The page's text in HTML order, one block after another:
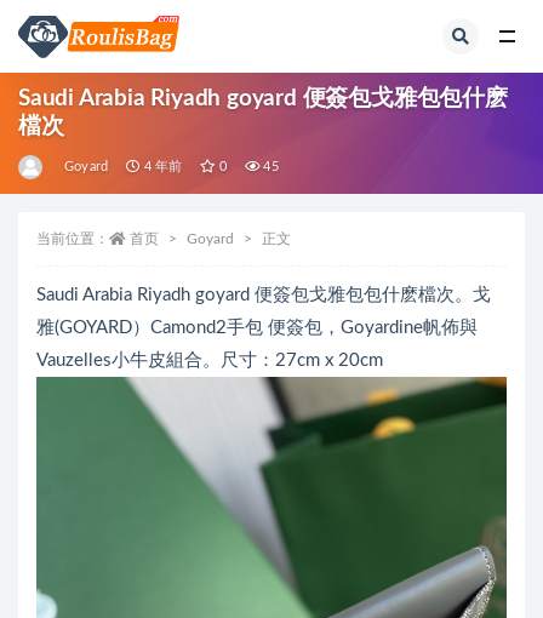
Saudi Arabia Riyadh goyard 便簽包戈雅包包什麽
檔次
Goyard 4 年前 0 45
当前位置： 首页 Goyard 正文
Saudi Arabia Riyadh goyard 便簽包戈雅包包什麽檔次。戈
雅(GOYARD）Camond2手包 便簽包，Goyardine帆佈與
Vauzelles小牛皮組合。尺寸：27cm x 20cm